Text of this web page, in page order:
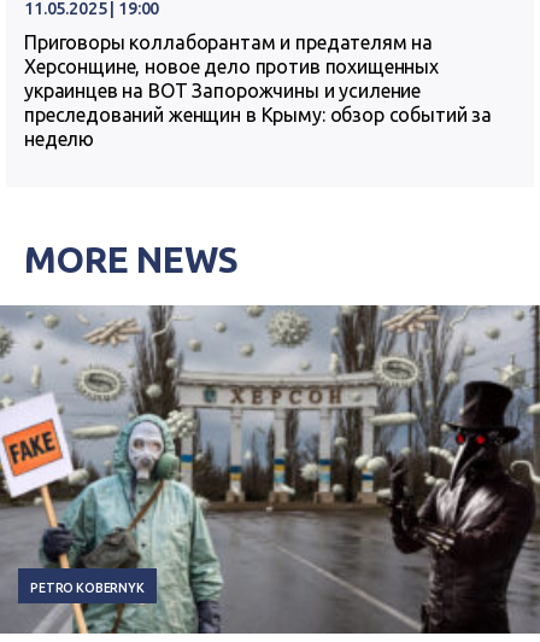
11.05.2025 | 19:00
Приговоры коллаборантам и предателям на
Херсонщине, новое дело против похищенных
украинцев на ВОТ Запорожчины и усиление
преследований женщин в Крыму: обзор событий за
неделю
MORE NEWS
PETRO KOBERNYK